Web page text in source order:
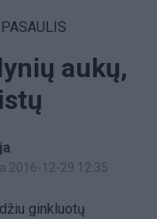
PASAULIS
aukų,
2016-12-29 12:35
ginkluotų